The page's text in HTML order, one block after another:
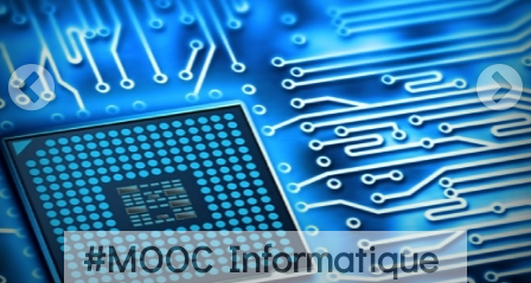
#MOOC Informatique